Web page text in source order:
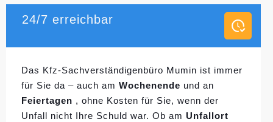
24/7 erreichbar
Das Kfz-Sachverständigenbüro Mumin ist immer
für Sie da – auch am Wochenende und an
Feiertagen , ohne Kosten für Sie, wenn der
Unfall nicht Ihre Schuld war. Ob am Unfallort